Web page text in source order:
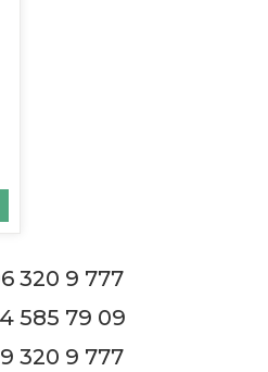
320 9 777
585 79 09
320 9 777